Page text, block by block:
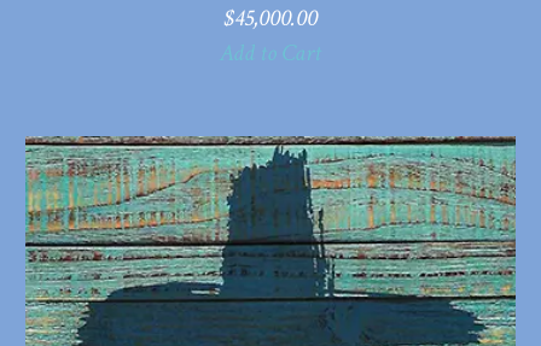
$45,000.00
Add to Cart